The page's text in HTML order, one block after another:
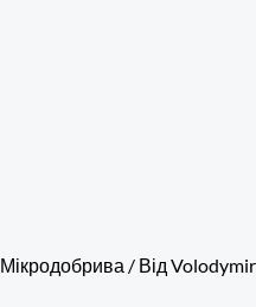
Мікродобрива / Від Volodymir